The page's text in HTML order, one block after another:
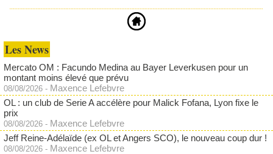
Les News
Mercato OM : Facundo Medina au Bayer Leverkusen pour un
montant moins élevé que prévu
08/08/2026 - Maxence Lefebvre
OL : un club de Serie A accélère pour Malick Fofana, Lyon fixe le
prix
08/08/2026 - Maxence Lefebvre
Jeff Reine-Adélaïde (ex OL et Angers SCO), le nouveau coup dur !
08/08/2026 - Maxence Lefebvre